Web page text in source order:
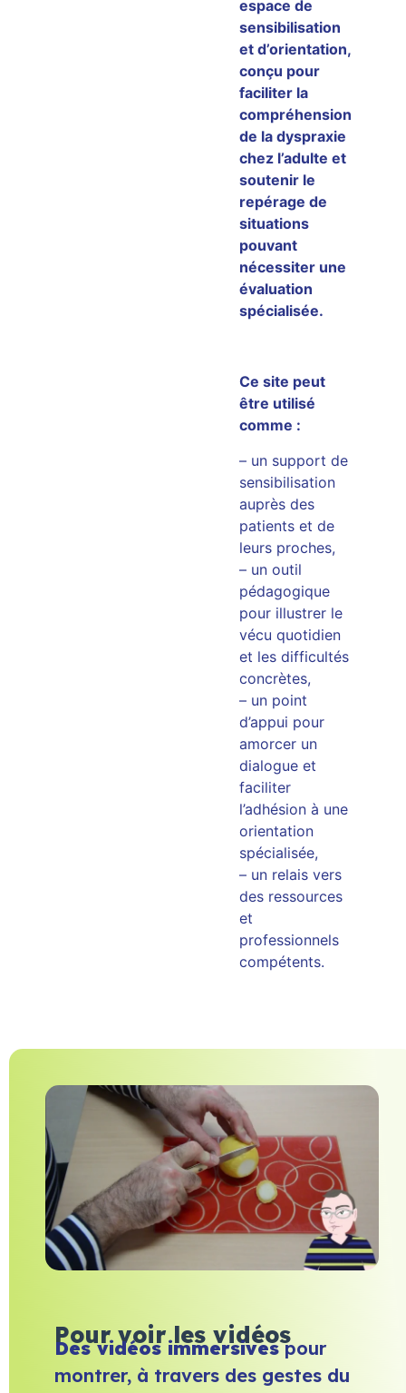
espace de
sensibilisation
et d’orientation,
conçu pour
faciliter la
compréhension
de la dyspraxie
chez l’adulte et
soutenir le
repérage de
situations
pouvant
nécessiter une
évaluation
spécialisée.
Ce site peut
être utilisé
comme :
– un support de
sensibilisation
auprès des
patients et de
leurs proches,
– un outil
pédagogique
pour illustrer le
vécu quotidien
et les difficultés
concrètes,
– un point
d’appui pour
amorcer un
dialogue et
faciliter
l’adhésion à une
orientation
spécialisée,
– un relais vers
des ressources
et
professionnels
compétents.
Pour voir les vidéos
Des vidéos immersivespour
montrer, à travers des gestes du